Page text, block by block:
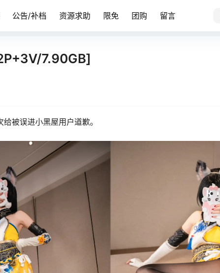
公告/补档 资源求助 限免 团购 留言
7.90GB]
被误进小黑屋用户道歉。